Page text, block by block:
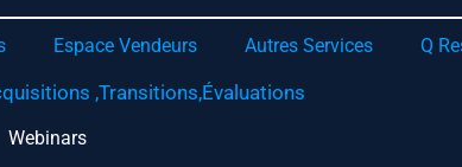
Espace Vendeurs Autres Services Q
Webinars
une retraite confortable.
obtenir les meilleures conditions et maximiser
ou de rétention. De plus, nous aidons les